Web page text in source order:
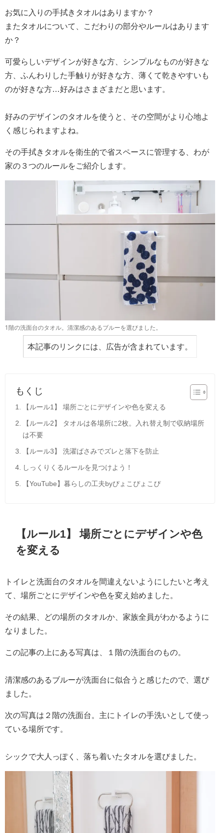
お気に入りの手拭きタオルはありますか？
またタオルについて、こだわりの部分やルールはあります
か？
可愛らしいデザインが好きな方、シンプルなものが好きな
方、ふんわりした手触りが好きな方、薄くて乾きやすいも
のが好きな方…好みはさまざまだと思います。
好みのデザインのタオルを使うと、その空間がより心地よ
く感じられますよね。
その手拭きタオルを衛生的で省スペースに管理する、わが
家の３つのルールをご紹介します。
1階の洗面台のタオル。清潔感のあるブルーを選びました。
本記事のリンクには、広告が含まれています。
もくじ
【ルール1】 場所ごとにデザインや色を変える
【ルール2】 タオルは各場所に2枚。入れ替え制で収納場所
は不要
【ルール3】 洗濯ばさみでズレと落下を防止
しっくりくるルールを見つけよう！
【YouTube】暮らしの工夫byぴょこぴょこぴ
【ルール1】 場所ごとにデザインや色
を変える
トイレと洗面台のタオルを間違えないようにしたいと考え
て、場所ごとにデザインや色を変え始めました。
その結果、どの場所のタオルか、家族全員がわかるように
なりました。
この記事の上にある写真は、１階の洗面台のもの。
清潔感のあるブルーが洗面台に似合うと感じたので、選び
ました。
次の写真は２階の洗面台。主にトイレの手洗いとして使っ
ている場所です。
シックで大人っぽく、落ち着いたタオルを選びました。